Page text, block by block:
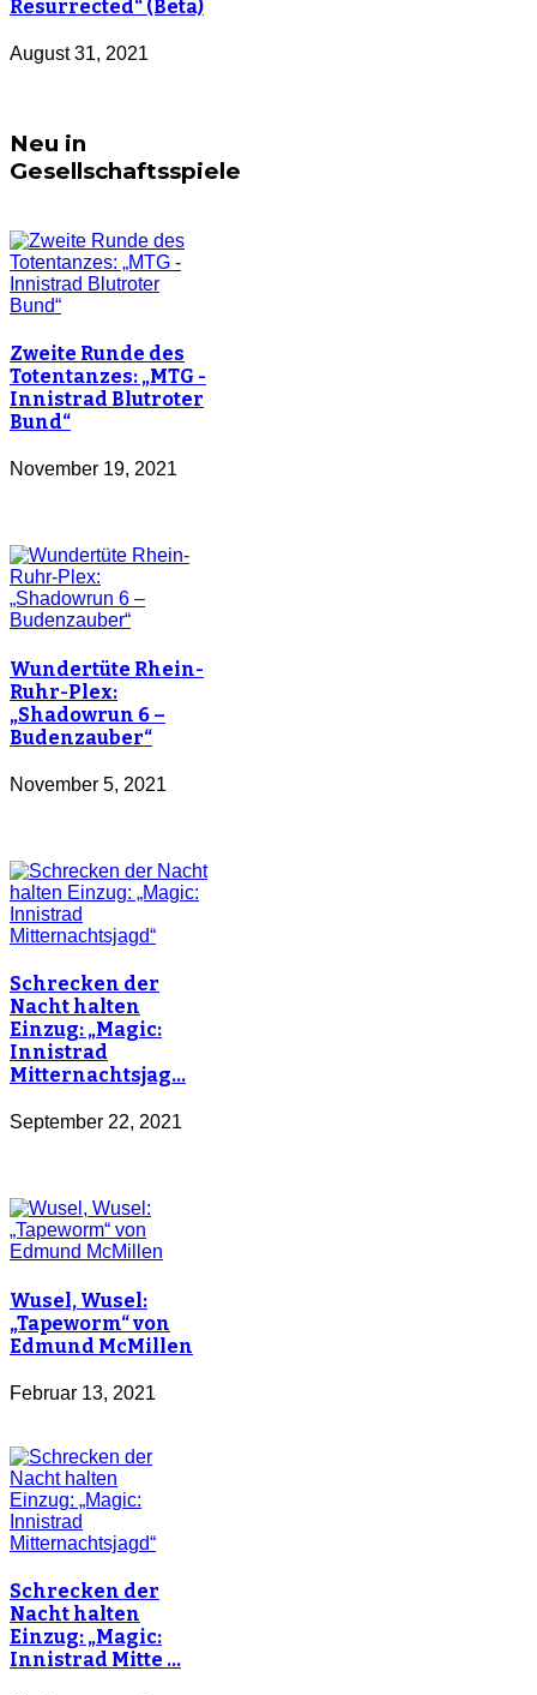
Resurrected“ (Beta)
August 31, 2021
Neu in
Gesellschaftsspiele
Zweite Runde des
Totentanzes: „MTG -
Innistrad Blutroter
Bund“
November 19, 2021
Wundertüte Rhein-
Ruhr-Plex:
„Shadowrun 6 –
Budenzauber“
November 5, 2021
Schrecken der
Nacht halten
Einzug: „Magic:
Innistrad
Mitternachtsjag…
September 22, 2021
Wusel, Wusel:
„Tapeworm“ von
Edmund McMillen
Februar 13, 2021
Schrecken der
Nacht halten
Einzug: „Magic:
Innistrad Mitte …